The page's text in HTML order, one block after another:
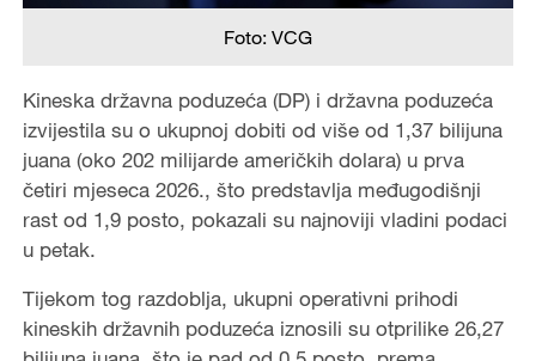
Foto: VCG
Kineska državna poduzeća (DP) i državna poduzeća
izvijestila su o ukupnoj dobiti od više od 1,37 bilijuna
juana (oko 202 milijarde američkih dolara) u prva
četiri mjeseca 2026., što predstavlja međugodišnji
rast od 1,9 posto, pokazali su najnoviji vladini podaci
u petak.
Tijekom tog razdoblja, ukupni operativni prihodi
kineskih državnih poduzeća iznosili su otprilike 26,27